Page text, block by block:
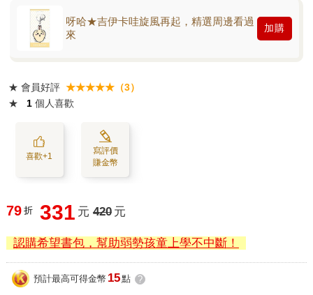
呀哈★吉伊卡哇旋風再起，精選周邊看過
來
加購
★ 會員好評 ★★★★★（3）
★
1 個人喜歡
喜歡+1
寫評價
賺金幣
79 折 331 元 420 元
認購希望書包，幫助弱勢孩童上學不中斷！
預計最高可得金幣 15點 ?